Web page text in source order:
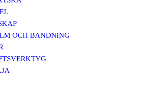
OCH BANDNING